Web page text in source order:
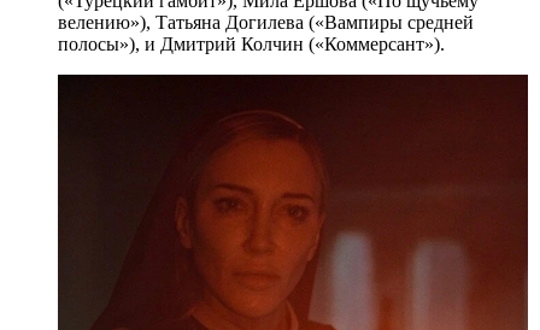
велению»), Татьяна Догилева («Вампиры средней
полосы»), и Дмитрий Колчин («Коммерсант»).